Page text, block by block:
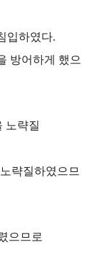
입하였다.
방어하게 했으
노략질
략질하였으므
으므로